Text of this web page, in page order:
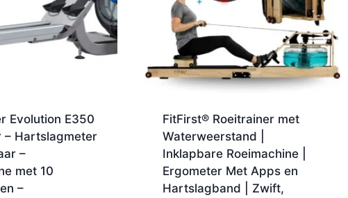
Evolution E350
– Hartslagmeter
–
met 10
–
FitFirst® Roeitrainer met
Waterweerstand |
Inklapbare Roeimachine |
Ergometer Met Apps en
Hartslagband | Zwift,